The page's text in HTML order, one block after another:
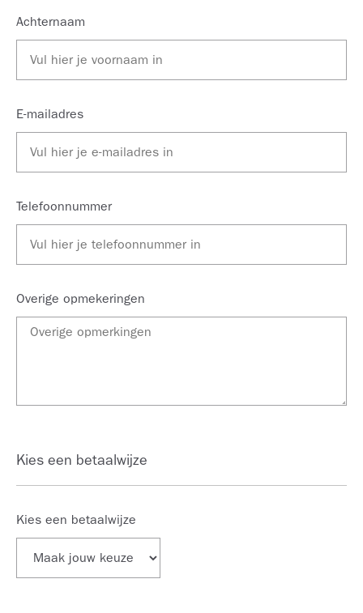
Achternaam
E-mailadres
Telefoonnummer
Overige opmekeringen
Kies een betaalwijze
Kies een betaalwijze